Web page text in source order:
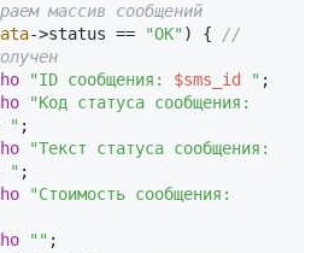
массив сообщений
->status == "OK" ) {
//
"ID сообщения: $sms_id " ;
" ;
" ;
"" ;